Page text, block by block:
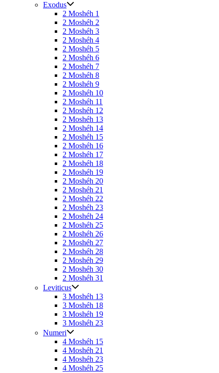
Exodus
2 Moshéh 1
2 Moshéh 2
2 Moshéh 3
2 Moshéh 4
2 Moshéh 5
2 Moshéh 6
2 Moshéh 7
2 Moshéh 8
2 Moshéh 9
2 Moshéh 10
2 Moshéh 11
2 Moshéh 12
2 Moshéh 13
2 Moshéh 14
2 Moshéh 15
2 Moshéh 16
2 Moshéh 17
2 Moshéh 18
2 Moshéh 19
2 Moshéh 20
2 Moshéh 21
2 Moshéh 22
2 Moshéh 23
2 Moshéh 24
2 Moshéh 25
2 Moshéh 26
2 Moshéh 27
2 Moshéh 28
2 Moshéh 29
2 Moshéh 30
2 Moshéh 31
Leviticus
3 Moshéh 13
3 Moshéh 18
3 Moshéh 19
3 Moshéh 23
Numeri
4 Moshéh 15
4 Moshéh 21
4 Moshéh 23
4 Moshéh 25